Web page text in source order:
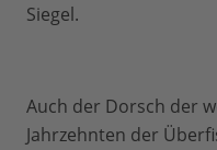
Siegel.
Auch der Dorsch der
Jahrzehnten der